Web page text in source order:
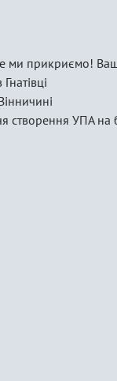
ми прикриємо!
створення УПА